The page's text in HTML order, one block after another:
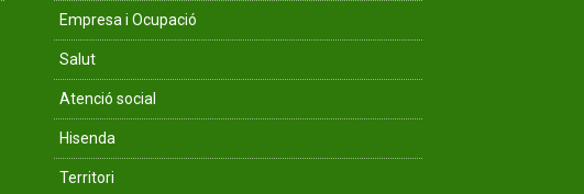
Empresa i Ocupació
Salut
Atenció social
Hisenda
Territori